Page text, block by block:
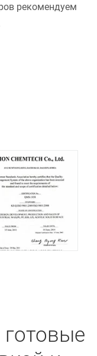
рекомендуем